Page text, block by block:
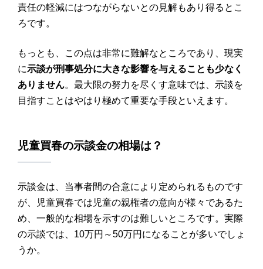
責任の軽減にはつながらないとの見解もあり得るとこ
ろです。
もっとも、この点は非常に難解なところであり、現実
に示談が刑事処分に大きな影響を与えることも少なく
ありません。最大限の努力を尽くす意味では、示談を
目指すことはやはり極めて重要な手段といえます。
児童買春の示談金の相場は？
示談金は、当事者間の合意により定められるものです
が、児童買春では児童の親権者の意向が様々であるた
め、一般的な相場を示すのは難しいところです。実際
の示談では、10万円～50万円になることが多いでしょ
うか。